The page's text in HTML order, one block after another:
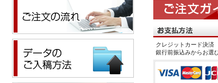
クレジットカード決
銀行前振込みからお選